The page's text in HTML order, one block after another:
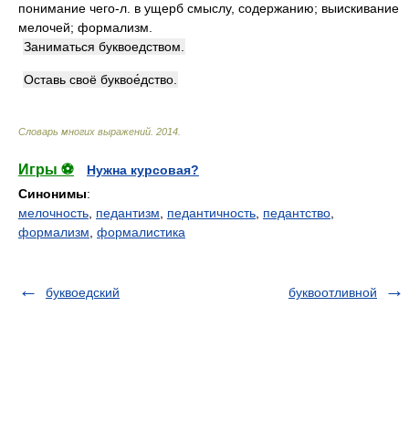
понимание чего-л. в ущерб смыслу, содержанию; выискивание
мелочей; формализм.
Заниматься буквоедством.
Оставь своё буквое́дство.
Словарь многих выражений 2014
Игры ⚽
Нужна курсовая?
Синонимы:
мелочность педантизм педантичность педантство
формализм формалистика
буквоедский буквоотливной